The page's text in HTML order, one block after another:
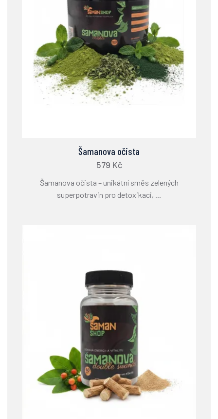
Šamanova očista
579 Kč
Šamanova očista – unikátní směs zelených
superpotravin pro detoxikaci, ...